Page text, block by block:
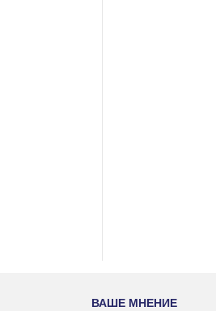
ВАШЕ МНЕНИЕ